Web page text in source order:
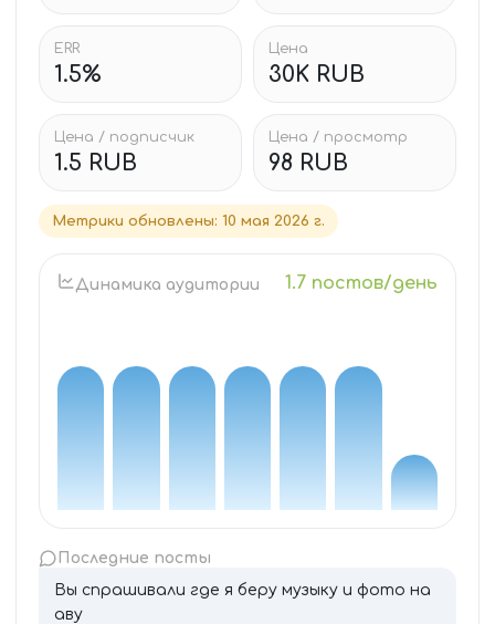
ERR
1.5%
Цена
30K RUB
Цена / подписчик
1.5 RUB
Цена / просмотр
98 RUB
Метрики обновлены: 10 мая 2026 г.
Динамика аудитории 1.7 постов/день
Последние посты
Вы спрашивали где я беру музыку и фото на
аву